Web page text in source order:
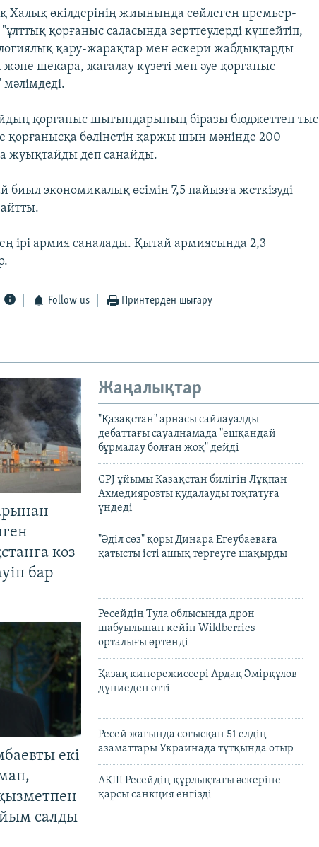
Халық өкілдерінің жиынында сөйлеген премьер-
қорғаныс саласында зерттеулерді күшейтіп,
қару-жарақтар мен әскери жабдықтарды
шекара, жағалау күзеті мен әуе қорғаныс
қорғаныс шығындарының біразы бюджеттен тыс
бөлінетін қаржы шын мәнінде 200
жуықтайды деп санайды.
биыл экономикалық өсімін 7,5 пайызға жеткізуді
ірі армия саналады. Қытай армиясында 2,3
Follow us Принтерден шығару
көз
бар
екі
салды
Жаңалықтар
"Қазақстан" арнасы сайлауалды
дебаттағы сауалнамада "ешқандай
бұрмалау болған жоқ" дейді
CPJ ұйымы Қазақстан билігін Лұқпан
Ахмедияровты қудалауды тоқтатуға
үндеді
"Әділ сөз" қоры Динара Егеубаеваға
қатысты істі ашық тергеуге шақырды
Ресейдің Тула облысында дрон
шабуылынан кейін Wildberries
орталығы өртенді
Қазақ кинорежиссері Ардақ Әмірқұлов
дүниеден өтті
Ресей жағында соғысқан 51 елдің
азаматтары Украинада тұтқында отыр
АҚШ Ресейдің құрлықтағы әскеріне
қарсы санкция енгізді